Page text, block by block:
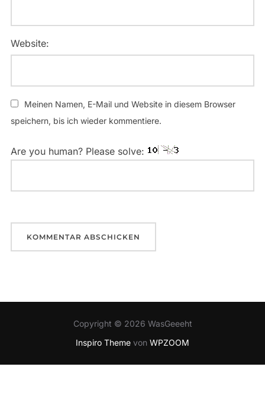
Website:
Meinen Namen, E-Mail und Website in diesem Browser
speichern, bis ich wieder kommentiere.
Are you human? Please solve:
Copyright © 2026 WasGeeeht
Inspiro Theme von WPZOOM